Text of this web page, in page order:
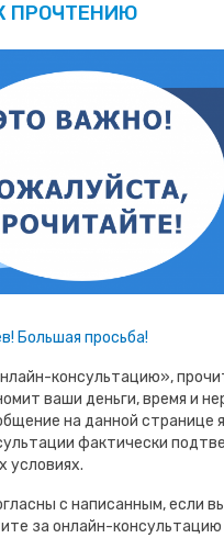
ПРОЧТЕНИЮ
Большая просьба!
консультацию»,
ваши деньги, время и
на данной странице
фактически
условиях.
с написанным, если
за онлайн-консультацию